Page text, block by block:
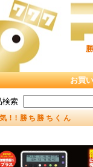
ち勝ちくん（カチ
チキャラグッズ
お買
検索
!!勝ち勝ちくん